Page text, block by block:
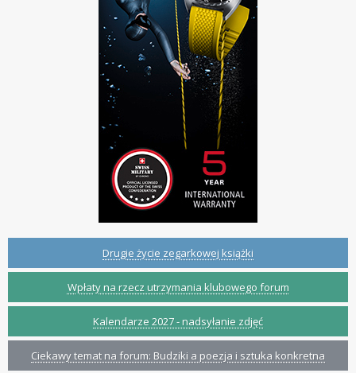
Drugie życie zegarkowej książki
Wpłaty na rzecz utrzymania klubowego forum
Kalendarze 2027 - nadsyłanie zdjęć
Ciekawy temat na forum: Budziki a poezja i sztuka konkretna